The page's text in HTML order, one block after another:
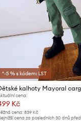
*-5 % s kódem: LST
kalhoty Mayoral
cena:
Kč
cena: 839 Kč
cena za posledních 30 dnů